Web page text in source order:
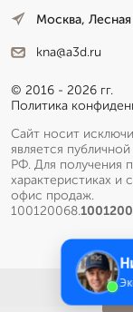
Москва,
kna@a3d.ru
© 2016 - 2026 гг.
Политика
Сайт носит
является
РФ. Для получения
характеристиках и
офис продаж.
100120068.